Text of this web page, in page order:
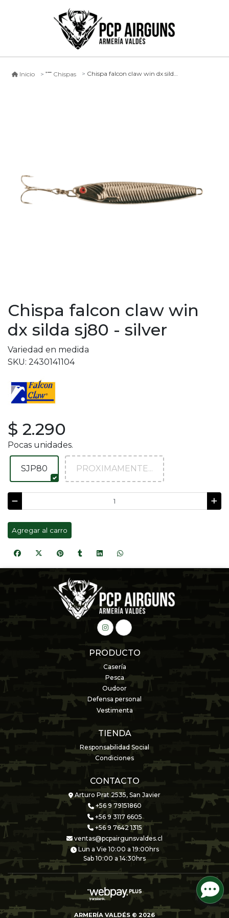
Inicio Chispas Chispa falcon claw win dx silda sj80 - silver
Chispa falcon claw win
dx silda sj80 - silver
Variedad en medida
SKU: 2430141104
$ 2.290
Pocas unidades.
SJP80 PROXIMAMENTE...
Agregar al carro
PRODUCTO
Casería
Pesca
Oudoor
Defensa personal
Vestimenta
TIENDA
Responsabilidad Social
Condiciones
CONTACTO
Arturo Prat 2535, San Javier
+56 9 79151860
+56 9 3117 6605
+56 9 7642 1315
ventas@pcpairgunsvaldes.cl
Lun a Vie 10:00 a 19:00hrs
Sab 10:00 a 14:30hrs
ARMERÍA VALDÉS © 2026